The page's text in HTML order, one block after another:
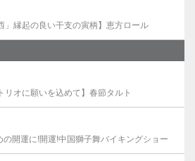
」縁起の良い干支の寅柄】恵方ロール
リオに願いを込めて】春節タルト
の開運に!開運!中国獅子舞バイキングショー